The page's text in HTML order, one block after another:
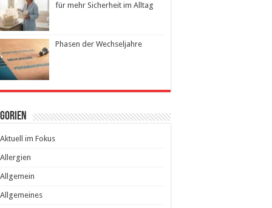
für mehr Sicherheit im Alltag
Phasen der Wechseljahre
Aktuell im Fokus
Allergien
Allgemein
Allgemeines